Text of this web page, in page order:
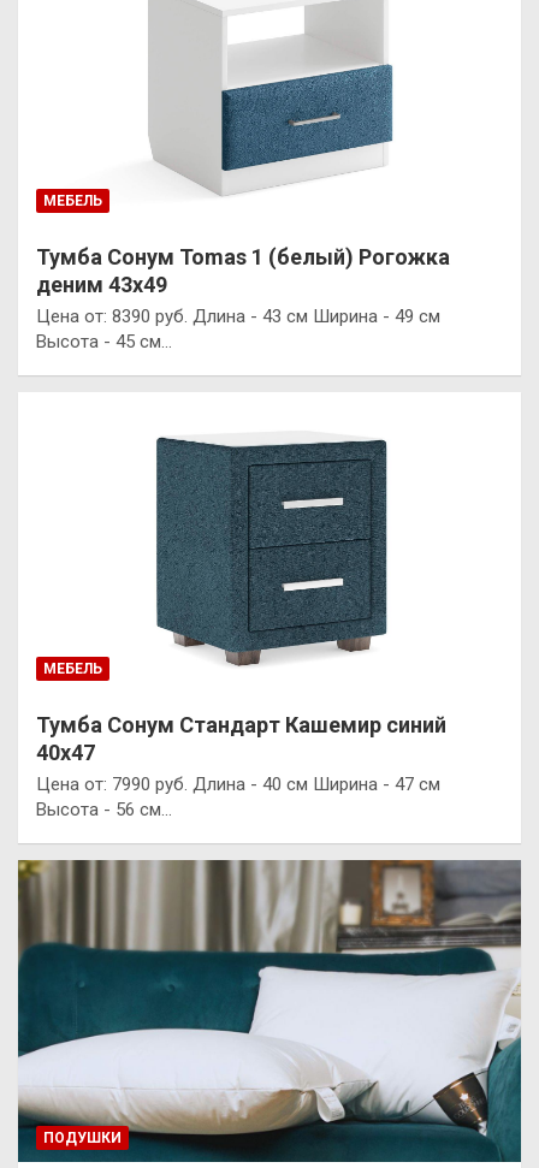
МЕБЕЛЬ
Тумба Сонум Tomas 1 (белый) Рогожка
деним 43х49
Цена от: 8390 руб. Длина - 43 см Ширина - 49 см
Высота - 45 см…
МЕБЕЛЬ
Тумба Сонум Стандарт Кашемир синий
40х47
Цена от: 7990 руб. Длина - 40 см Ширина - 47 см
Высота - 56 см…
ПОДУШКИ